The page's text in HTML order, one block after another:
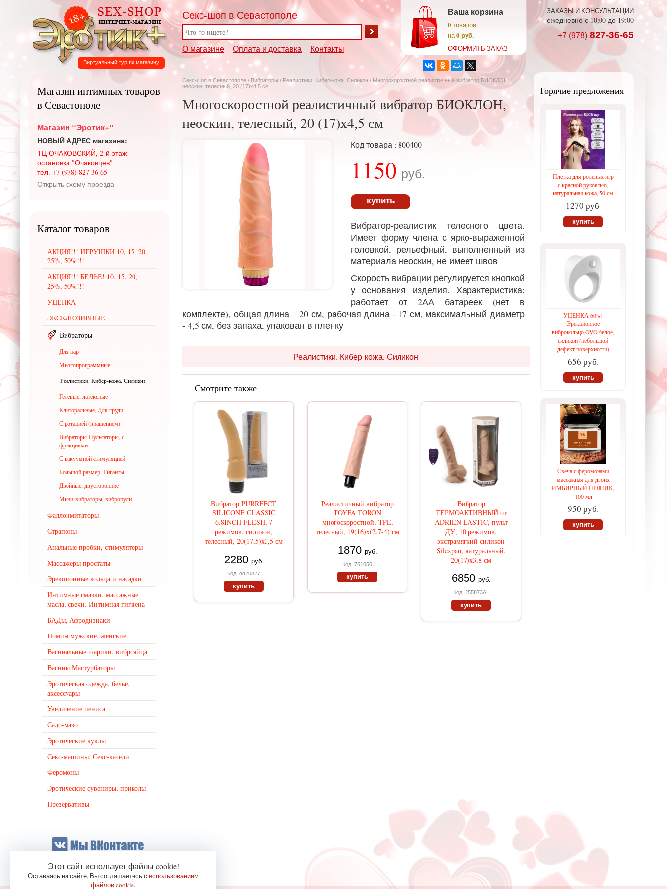
Секс-шоп в Севастополе
О магазине Оплата и доставка Контакты
Ваша корзина
0товаров
на0 руб.
ОФОРМИТЬ ЗАКАЗ
ЗАКАЗЫ И КОНСУЛЬТАЦИИ
ежедневно с 10:00 до 19:00
+7 (978) 827-36-65
Виртуальный тур по магазину
Секс-шоп в Севастополе / Вибраторы / Реалистики. Кибер-кожа. Силикон / Многоскоростной реалистичный вибратор БИОКЛОН,
неоскин, телесный, 20 (17)х4,5 см
Многоскоростной реалистичный вибратор БИОКЛОН,
неоскин, телесный, 20 (17)х4,5 см
Код товара : 800400
1150 руб.
купить
Вибратор-реалистик телесного цвета.
Имеет форму члена с ярко-выраженной
головкой, рельефный, выполненный из
материала неоскин, не имеет швов
Скорость вибрации регулируется кнопкой
у основания изделия. Характеристика:
работает от 2АА батареек (нет в
комплекте), общая длина – 20 см, рабочая длина - 17 см, максимальный диаметр
- 4,5 см, без запаха, упакован в пленку
Реалистики. Кибер-кожа. Силикон
Смотрите также
Вибратор PURRFECT
SILICONE CLASSIC
6.8INCH FLESH, 7
режимов, силикон,
телесный, 20(17,5)х3,5 см
2280 руб.
Код: dd20827
купить
Реалистичный вибратор
TOYFA TORON
многоскоростной, TPE,
телесный, 19(16)х(2,7-4) см
1870 руб.
Код: 761050
купить
Вибратор
ТЕРМОАКТИВНЫЙ от
ADRIEN LASTIC, пульт
ДУ, 10 режимов,
экстрамягкий силикон
Silexpan, натуральный,
20(17)х3,8 см
6850 руб.
Код: 255873AL
купить
Горячие предложения
Плетка для ролевых игр
с красной рукоятью,
натуральная кожа, 50 см
1270 руб.
купить
УЦЕНКА 60%!
Эрекционное
виброкольцо OVO белое,
силикон (небольшой
дефект поверхности)
656 руб.
купить
Свеча с феромонами
массажная для двоих
ИМБИРНЫЙ ПРЯНИК,
100 мл
950 руб.
купить
Магазин интимных товаров
в Севастополе
Магазин "Эротик+"
НОВЫЙ АДРЕС магазина:
ТЦ ОЧАКОВСКИЙ, 2-й этаж
остановка "Очаковцев"
тел. +7 (978) 827 36 65
Открыть схему проезда
Каталог товаров
АКЦИЯ!!! ИГРУШКИ 10, 15, 20,
25%, 50%!!!
АКЦИЯ!!! БЕЛЬЕ! 10, 15, 20,
25%, 50%!!!
УЦЕНКА
ЭКСКЛЮЗИВНЫЕ
Вибраторы
Для пар
Многопрограммные
Реалистики. Кибер-кожа. Силикон
Гелевые, латексные
Клиторальные, Для груди
С ротацией (вращением)
Вибраторы-Пульсаторы, с
фрикциями
С вакуумной стимуляцией
Большой размер, Гиганты
Двойные, двусторонние
Мини-вибраторы, вибропули
Фаллоимитаторы
Страпоны
Анальные пробки, стимуляторы
Массажеры простаты
Эрекционные кольца и насадки
Интимные смазки, массажные
масла, свечи. Интимная гигиена
БАДы, Афродизиаки
Помпы мужские, женские
Вагинальные шарики, виброяйца
Вагины Мастурбаторы
Эротическая одежда, белье,
аксессуары
Увеличение пениса
Садо-мазо
Эротические куклы
Секс-машины, Секс-качели
Феромоны
Эротические сувениры, приколы
Презервативы
Этот сайт использует файлы cookie!
Оставаясь на сайте, Вы соглашаетесь с использованием
файлов cookie.